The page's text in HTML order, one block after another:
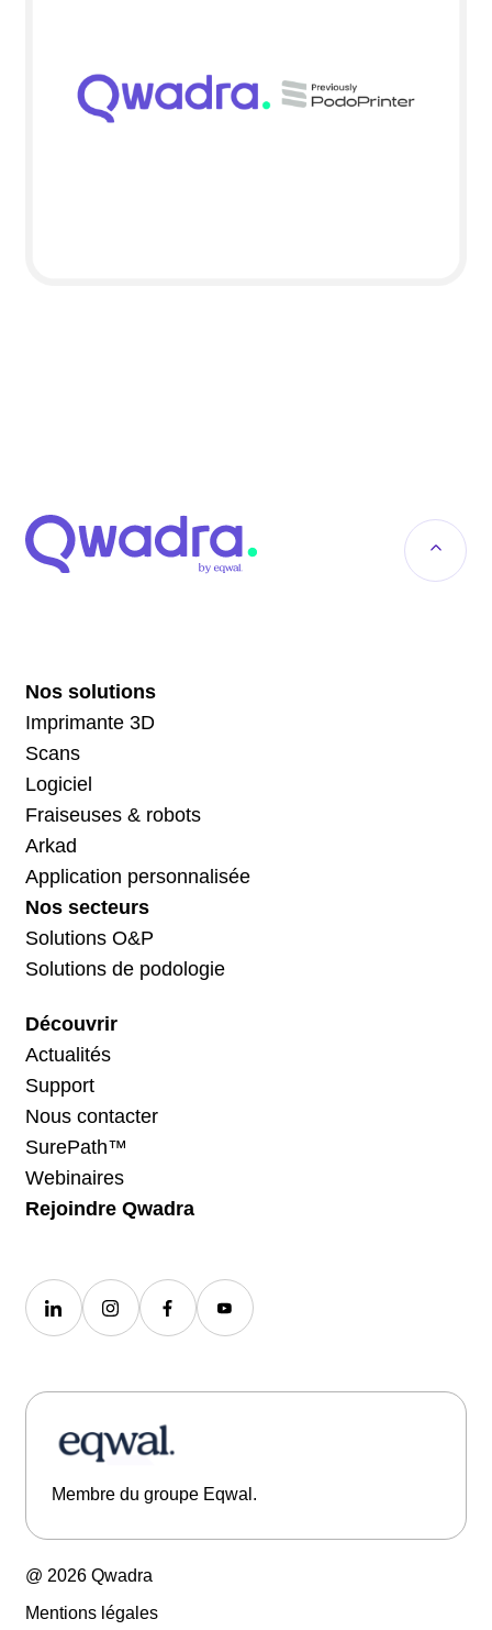
Nos solutions
Imprimante 3D
Scans
Logiciel
Fraiseuses & robots
Arkad
Application personnalisée
Nos secteurs
Solutions O&P
Solutions de podologie
Découvrir
Actualités
Support
Nous contacter
SurePath™
Webinaires
Rejoindre Qwadra
Membre du groupe Eqwal.
@ 2026 Qwadra
Mentions légales